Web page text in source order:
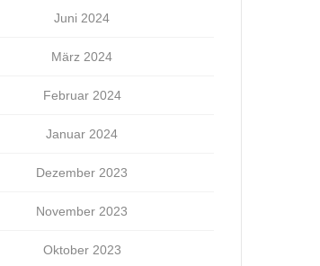
Juni 2024
März 2024
Februar 2024
Januar 2024
Dezember 2023
November 2023
Oktober 2023